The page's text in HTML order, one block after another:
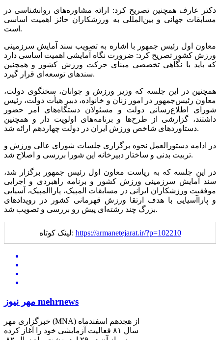
دکتر عارف همچنین تصریح کرد: ارائه مشاوره‌های روانشناسی در
مسابقات جهانی و بین‌المللی به ورزشکاران حائز اهمیت اساسی
است.
معاون اول رئیس جمهور با اشاره به تصویب سند آمایش سرزمینی
ورزش کشور تصریح کرد: ضرورت نگاه آمایشی اهمیت اساسی دارد
که باید با نگاهی تخصصی مبنای حرکت ورزش کشور و همچنین
سندهای توسعه‌ای قرار گیرد.
همچنین در این جلسه که وزیر ورزش و جوانان، سخنگوی دولت،
معاون رئیس‌جمهور در امور زنان و خانواده، دبیر هیأت دولت، رئیس
شورای اطلاع‌رسانی دولت و مسئولان دستگاه‌های امر حضور
داشتند، گزارشی از طرح‌ها و برنامه‌های اولویت دار و همچنین
دستاوردهای شاخص ورزش ایران در دولت چهاردهم ارائه شد.
در ادامه دستورالعمل نحوه برگزاری جلسات شورای عالی ورزش و
تربیت بدنی و ساختار دبیرخانه این شورا بررسی و اصلاح شد.
در این جلسه که به ریاست معاون اول رئیس جمهور برگزار شد،
سند آمایش سرزمینی ورزش کشور و برنامه راهبردی و اجرایی
موفقیت ورزشکاران ایرانی در مسابقات المپیک، پاراالمپیک، آسیایی
و پاراآسیایی با هدف ارتقا ورزش قهرمانی کشور در رویدادهای
بزرگ چند رشته‌ای پیش رو بررسی و تصویب شد.
لینک کوتاه: https://armanetejarat.ir/?p=102210
مهر نیوز mehrnews
خبرگزاری مهر (MNA) از هجدهم اسفندماه
سال ۸۱ فعالیت آزمایشی خود را آغاز کرده